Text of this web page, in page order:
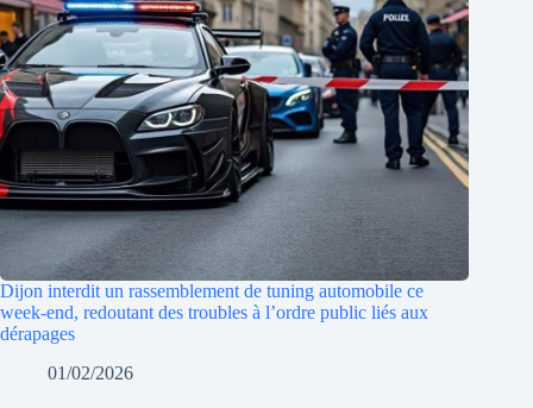
Dijon interdit un rassemblement de tuning automobile ce
week-end, redoutant des troubles à l’ordre public liés aux
dérapages
01/02/2026